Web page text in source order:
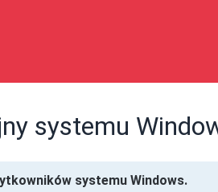
systemu
systemu Windows.